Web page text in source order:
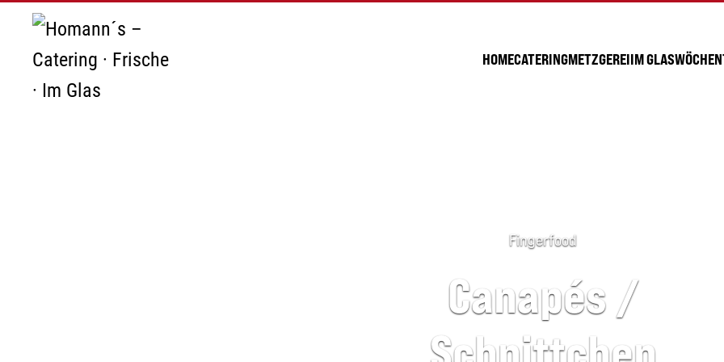
Zum Hauptinhalt springen
HOMECATERINGMETZGEREIIM GLAS
Fingerfood
Canapés /